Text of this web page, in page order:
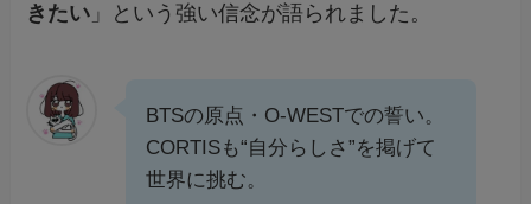
きたい 」という強い信念が語られました。
BTSの原点・O-WESTでの誓い。
CORTISも“自分らしさ”を掲げて
世界に挑む。